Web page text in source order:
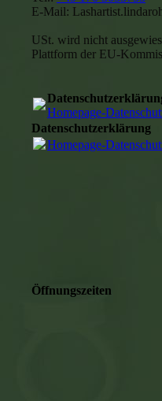
E-Mail:
USt. wird nicht
Plattform der EU-
Homepage-
Datenschutzerklärung
Homepage-
Öffnungszeiten